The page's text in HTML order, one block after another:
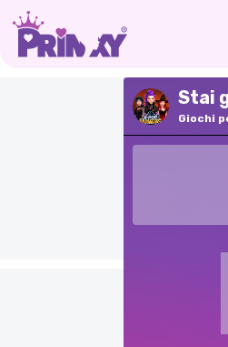
Stai
Giochi